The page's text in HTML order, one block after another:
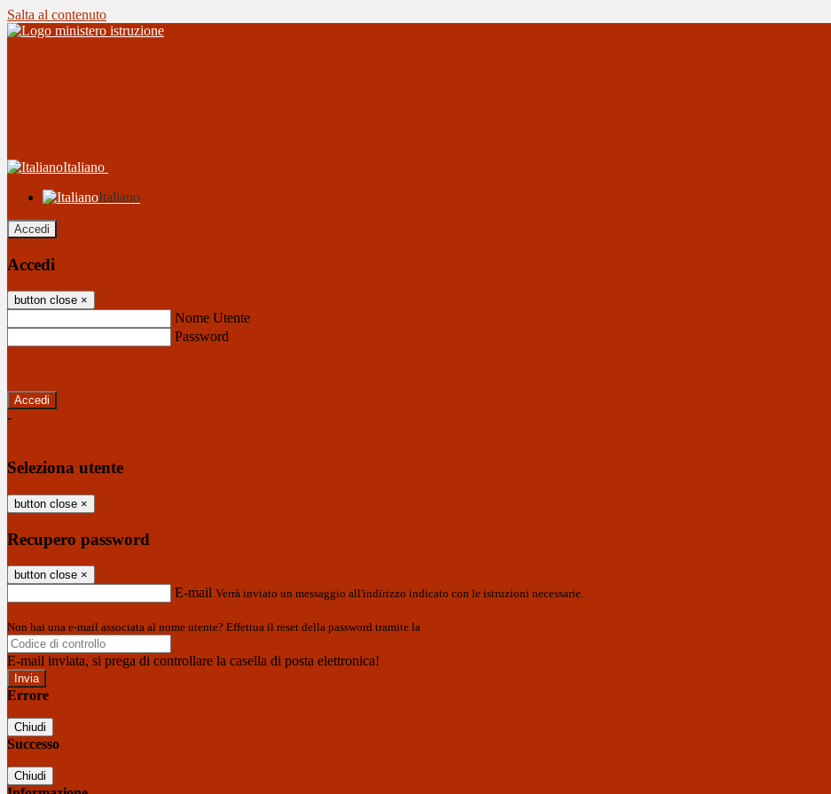
Salta al contenuto
Italiano
Italiano
Accedi
Accedi
button close ×
Nome Utente
Password
-
Seleziona utente
button close ×
Recupero password
button close ×
E-mail Verrà inviato un messaggio all'indirizzo indicato con le istruzioni necessarie.
Non hai una e-mail associata al nome utente? Effettua il reset della password tramite la
E-mail inviata, si prega di controllare la casella di posta elettronica!
Errore
Chiudi
Successo
Chiudi